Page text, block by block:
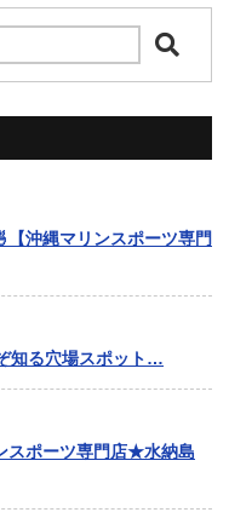
沖縄マリンスポーツ専門
知る穴場スポット…
スポーツ専門店★水納島